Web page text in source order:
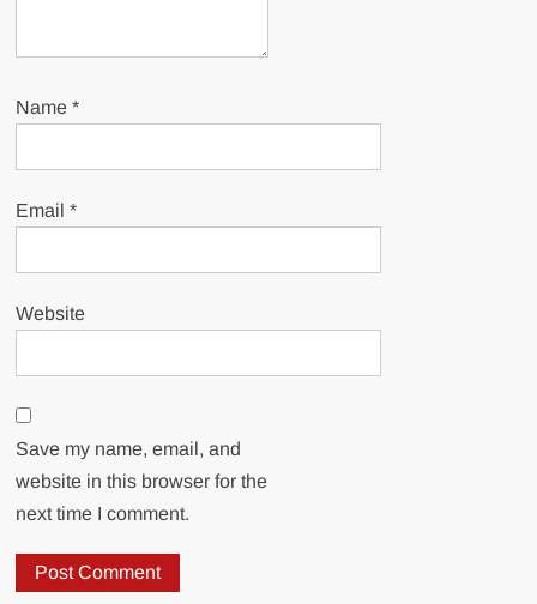
Name*
Email*
Website
Save my name, email, and
website in this browser for the
next time I comment.